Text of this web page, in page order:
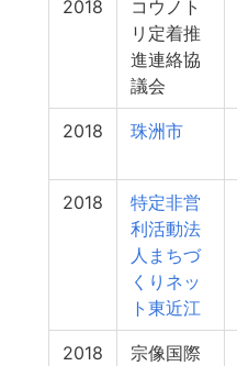
2018
コウノト
リ定着推
進連絡協
議会
2018 珠洲市
2018
特定非営
利活動法
人まちづ
くりネッ
ト東近江
2018
宗像国際